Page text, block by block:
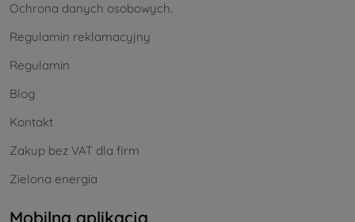
Ochrona danych osobowych.
Regulamin reklamacyjny
Regulamin
Blog
Kontakt
Zakup bez VAT dla firm
Zielona energia
Mobilna aplikacja